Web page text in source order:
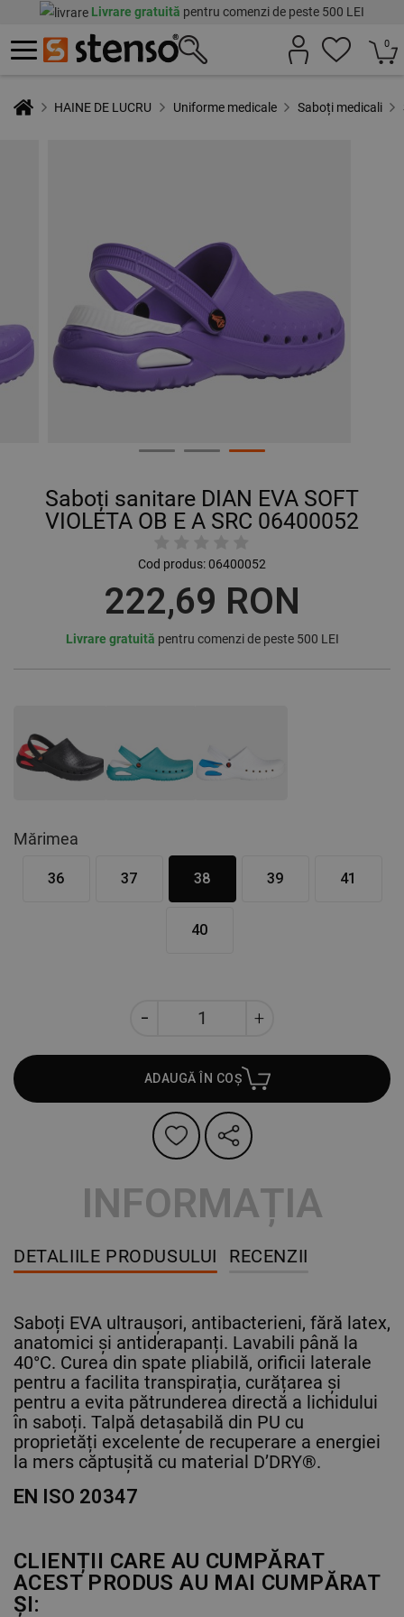
Livrare gratuită pentru comenzi de peste 500 LEI
0
HAINE DE LUCRU Uniforme medicale Saboți medicali
Saboți sanitare DIAN EVA SOFT
VIOLETA OB E A SRC 06400052
Cod produs:06400052
222,69 RON
Livrare gratuită pentru comenzi de peste 500 LEI
Mărimea
36 37 38 39 41
40
ADAUGĂ ÎN COȘ
INFORMAȚIA
DETALIILE PRODUSULUI RECENZII
Saboți EVA ultraușori, antibacterieni, fără latex,
anatomici și antiderapanți. Lavabili până la
40°C. Curea din spate pliabilă, orificii laterale
pentru a facilita transpirația, curățarea și
pentru a evita pătrunderea directă a lichidului
în saboți. Talpă detașabilă din PU cu
proprietăți excelente de recuperare a energiei
la mers căptușită cu material D’DRY®.
EN ISO 20347
CLIENȚII CARE AU CUMPĂRAT
ACEST PRODUS AU MAI CUMPĂRAT
ȘI: